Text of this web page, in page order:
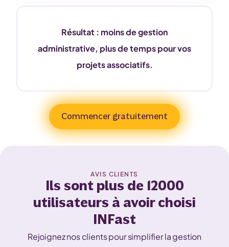
Résultat : moins de gestion
administrative, plus de temps pour vos
projets associatifs.
Commencer gratuitement
AVIS CLIENTS
Ils sont plus de 12000
utilisateurs à avoir choisi
INFast
Rejoignez nos clients pour simplifier la gestion